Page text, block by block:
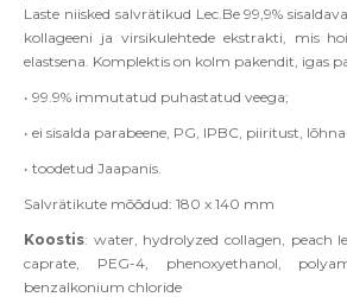
Laste niisked salvrätikud Lec.Be 99,9%
kollageeni ja virsikulehtede ekstrakti, mis
elastsena. Komplektis on kolm pakendit, igas
• 99.9% immutatud puhastatud veega;
• ei sisalda parabeene, PG, IPBC, piiritust,
• toodetud Jaapanis.
Salvrätikute mõõdud: 180 x 140 mm
Koostis: water, hydrolyzed collagen, peach
caprate, PEG-4, phenoxyethanol,
benzalkonium chloride